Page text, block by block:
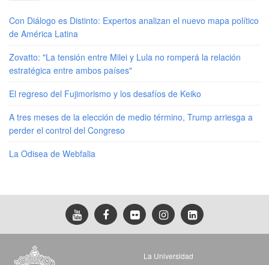
Con Diálogo es Distinto: Expertos analizan el nuevo mapa político
de América Latina
Zovatto: "La tensión entre Milei y Lula no romperá la relación
estratégica entre ambos países"
El regreso del Fujimorismo y los desafíos de Keiko
A tres meses de la elección de medio término, Trump arriesga a
perder el control del Congreso
La Odisea de Webfalia
La Universidad